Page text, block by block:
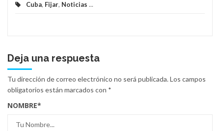
Cuba, Fijar, Noticias ...
Deja una respuesta
Tu dirección de correo electrónico no será publicada.Los campos
obligatorios están marcados con *
NOMBRE*